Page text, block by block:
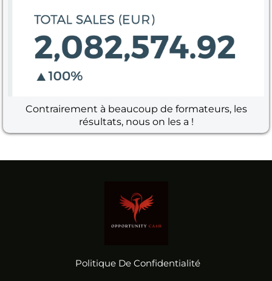
Contrairement à beaucoup de formateurs, les
résultats, nous on les a !
Politique De Confidentialité